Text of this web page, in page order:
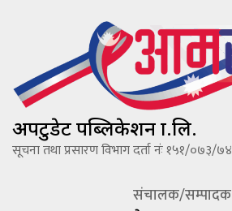
अपटुडेट पब्लिकेशन प्रा.लि.
सूचना तथा प्रसारण विभाग दर्ता नंः १५१/०७३/७४
संचालक/सम्पादक